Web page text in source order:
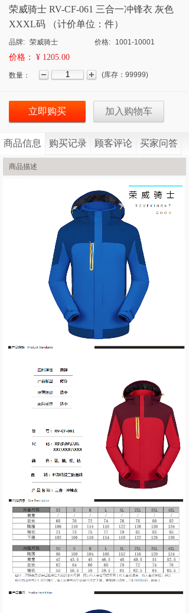
荣威骑士 RV-CF-061 三合一冲锋衣 灰色
XXXL码 （计价单位：件）
品牌: 荣威骑士 价格: 1001-10001
价格： ¥ 1205.00
数量： (库存： 99999)
立即购买 加入购物车
商品信息 购买记录 顾客评论 买家问答
商品描述